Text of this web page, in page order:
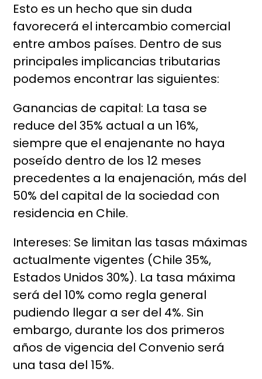
Esto es un hecho que sin duda
favorecerá el intercambio comercial
entre ambos países. Dentro de sus
principales implicancias tributarias
podemos encontrar las siguientes:
Ganancias de capital: La tasa se
reduce del 35% actual a un 16%,
siempre que el enajenante no haya
poseído dentro de los 12 meses
precedentes a la enajenación, más del
50% del capital de la sociedad con
residencia en Chile.
Intereses: Se limitan las tasas máximas
actualmente vigentes (Chile 35%,
Estados Unidos 30%). La tasa máxima
será del 10% como regla general
pudiendo llegar a ser del 4%. Sin
embargo, durante los dos primeros
años de vigencia del Convenio será
una tasa del 15%.